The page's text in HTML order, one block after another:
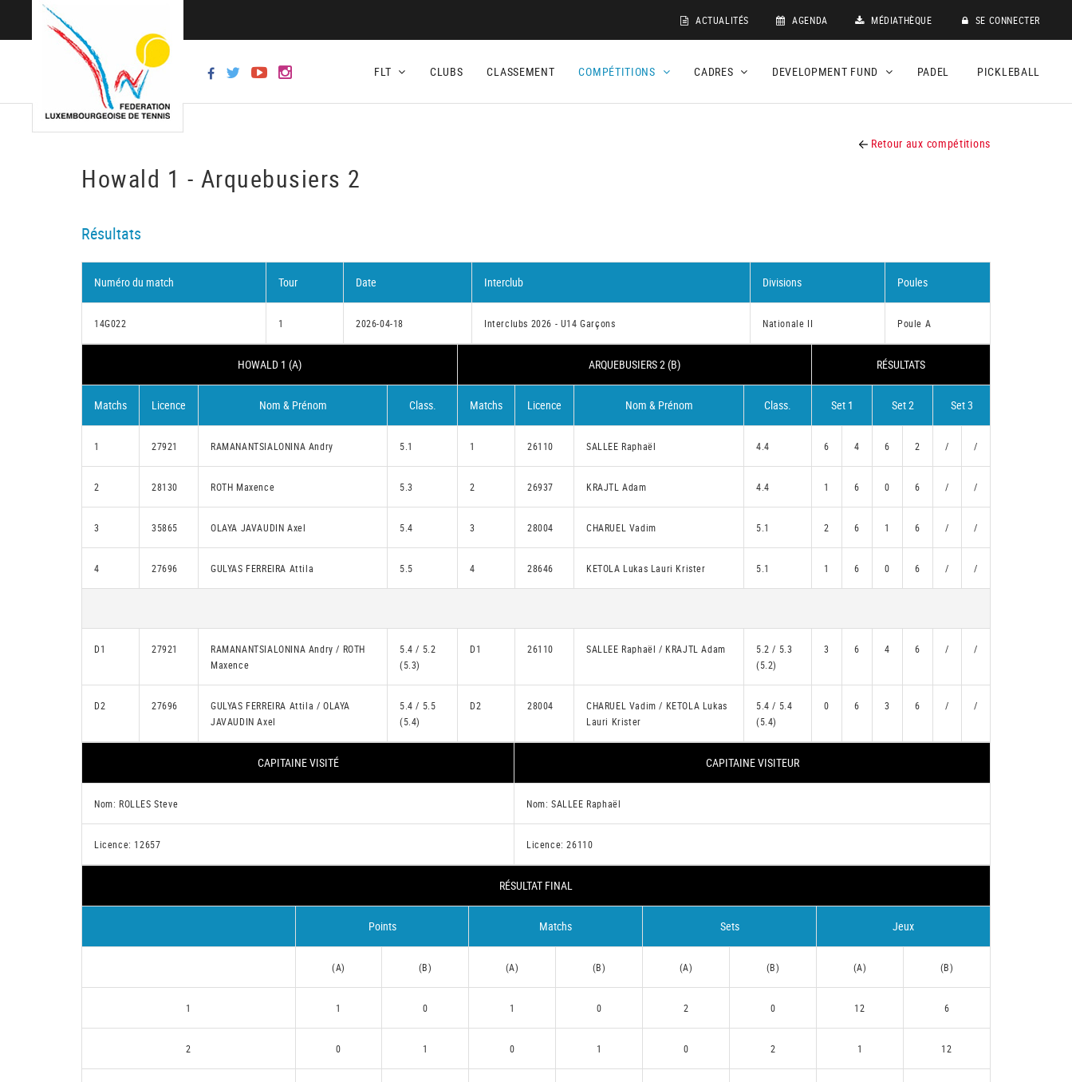
ACTUALITÉS AGENDA MÉDIATHÈQUE SE CONNECTER
FLT CLUBS CLASSEMENT COMPÉTITIONS CADRES DEVELOPMENT FUND PADEL PICKLEBALL
Retour aux compétitions
Howald 1 - Arquebusiers 2
Résultats
Numéro du match Tour Date Interclub Divisions Poules
14G022 1 2026-04-18 Interclubs 2026 - U14 Garçons Nationale II Poule A
HOWALD 1 (A) ARQUEBUSIERS 2 (B) RÉSULTATS
Matchs Licence Nom & Prénom Class. Matchs Licence Nom & Prénom Class. Set 1 Set 2 Set 3
1 27921 RAMANANTSIALONINA Andry 5.1 1 26110 SALLEE Raphaël 4.4 6 4 6 2 / /
2 28130 ROTH Maxence 5.3 2 26937 KRAJTL Adam 4.4 1 6 0 6 / /
3 35865 OLAYA JAVAUDIN Axel 5.4 3 28004 CHARUEL Vadim 5.1 2 6 1 6 / /
4 27696 GULYAS FERREIRA Attila 5.5 4 28646 KETOLA Lukas Lauri Krister 5.1 1 6 0 6 / /
D1 27921
RAMANANTSIALONINA Andry / ROTH
Maxence
5.4 / 5.2
(5.3)
D1 26110 SALLEE Raphaël / KRAJTL Adam
5.2 / 5.3
(5.2)
3 6 4 6 / /
D2 27696
GULYAS FERREIRA Attila / OLAYA
JAVAUDIN Axel
5.4 / 5.5
(5.4)
D2 28004
CHARUEL Vadim / KETOLA Lukas
Lauri Krister
5.4 / 5.4
(5.4)
0 6 3 6 / /
CAPITAINE VISITÉ CAPITAINE VISITEUR
Nom: ROLLES Steve Nom: SALLEE Raphaël
Licence: 12657 Licence: 26110
RÉSULTAT FINAL
Points Matchs Sets Jeux
(A) (B) (A) (B) (A) (B) (A) (B)
1 1 0 1 0 2 0 12 6
2 0 1 0 1 0 2 1 12